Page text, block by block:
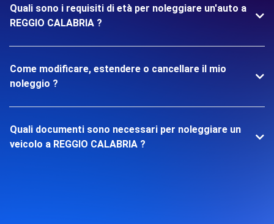
Quali sono i requisiti di età per noleggiare un'auto a
REGGIO CALABRIA ?
Come modificare, estendere o cancellare il mio
noleggio ?
Quali documenti sono necessari per noleggiare un
veicolo a REGGIO CALABRIA ?